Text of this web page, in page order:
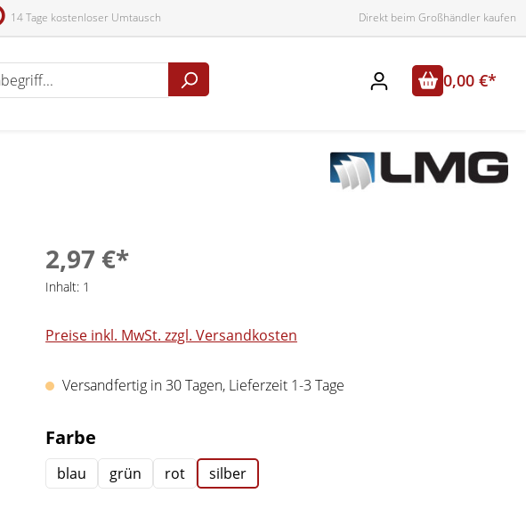
14 Tage kostenloser Umtausch Direkt beim Großhändler kaufen
0,00 €*
2,97 €*
Inhalt: 1
Preise inkl. MwSt. zzgl. Versandkosten
Versandfertig in 30 Tagen, Lieferzeit 1-3 Tage
Farbe
blau grün rot silber